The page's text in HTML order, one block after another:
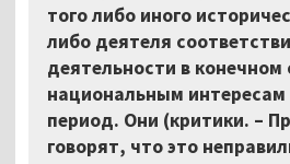
того либо иного
либо деятеля
деятельности в конечном
национальным интересам
период. Они (критики. –
говорят, что это